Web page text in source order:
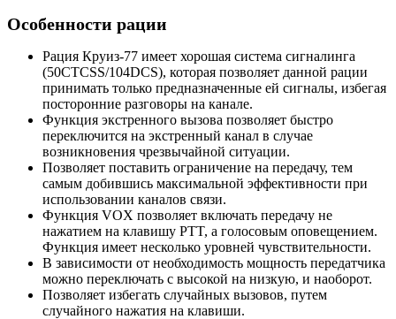
Особенности рации
Рация Круиз-77 имеет хорошая система сигналинга
(50CTCSS/104DCS), которая позволяет данной рации
принимать только предназначенные ей сигналы, избегая
посторонние разговоры на канале.
Функция экстренного вызова позволяет быстро
переключится на экстренный канал в случае
возникновения чрезвычайной ситуации.
Позволяет поставить ограничение на передачу, тем
самым добившись максимальной эффективности при
использовании каналов связи.
Функция VOX позволяет включать передачу не
нажатием на клавишу PTT, а голосовым оповещением.
Функция имеет несколько уровней чувствительности.
В зависимости от необходимость мощность передатчика
можно переключать с высокой на низкую, и наоборот.
Позволяет избегать случайных вызовов, путем
случайного нажатия на клавиши.